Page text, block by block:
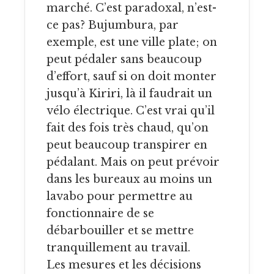
marché. C’est paradoxal, n’est-
ce pas? Bujumbura, par
exemple, est une ville plate; on
peut pédaler sans beaucoup
d’effort, sauf si on doit monter
jusqu’à Kiriri, là il faudrait un
vélo électrique. C’est vrai qu’il
fait des fois très chaud, qu’on
peut beaucoup transpirer en
pédalant. Mais on peut prévoir
dans les bureaux au moins un
lavabo pour permettre au
fonctionnaire de se
débarbouiller et se mettre
tranquillement au travail.
Les mesures et les décisions